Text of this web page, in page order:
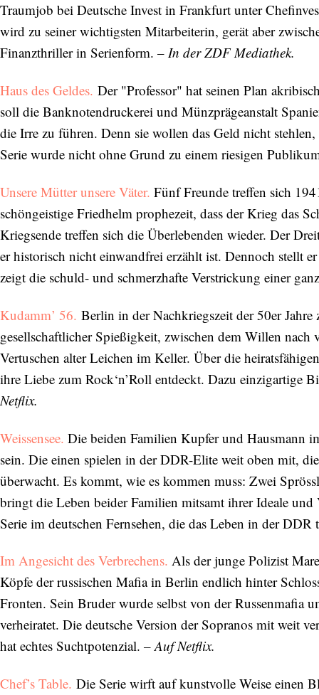
Traumjob bei Deutsche Invest in Frankfurt unter
wird zu seiner wichtigsten Mitarbeiterin, gerät aber
Finanzthriller in Serienform. – In der ZDF Mediathek.
Haus des Geldes. Der "Professor" hat seinen Plan
soll die Banknotendruckerei und Münzprägeanstalt
die Irre zu führen. Denn sie wollen das Geld nicht
Serie wurde nicht ohne Grund zu einem riesigen
Unsere Mütter unsere Väter. Fünf Freunde treffen sich
schöngeistige Friedhelm prophezeit, dass der Krieg das
Kriegsende treffen sich die Überlebenden wieder. Der
er historisch nicht einwandfrei erzählt ist. Dennoch stellt
zeigt die schuld- und schmerzhafte Verstrickung einer
Kudamm’ 56. Berlin in der Nachkriegszeit der 50er
gesellschaftlicher Spießigkeit, zwischen dem Willen
Vertuschen alter Leichen im Keller. Über die
ihre Liebe zum Rock‘n’Roll entdeckt. Dazu einzigartige
Netflix.
Weissensee. Die beiden Familien Kupfer und Hausmann
sein. Die einen spielen in der DDR-Elite weit oben mit,
überwacht. Es kommt, wie es kommen muss: Zwei
bringt die Leben beider Familien mitsamt ihrer Ideale und
Serie im deutschen Fernsehen, die das Leben in der
Im Angesicht des Verbrechens. Als der junge Polizist
Köpfe der russischen Mafia in Berlin endlich hinter
Fronten. Sein Bruder wurde selbst von der Russenmafia
verheiratet. Die deutsche Version der Sopranos mit weit
hat echtes Suchtpotenzial. – Auf Netflix.
Chef’s Table. Die Serie wirft auf kunstvolle Weise einen
Entdecken Sie jede Woche neue schöne
Orte, handverlesene Geheimtipps und
einzigartige Reisen.
Bitte schicken Sie mir bis zum Widerruf meiner
Einwilligung den Newsletter mit Informationen zu
zur Kenntnis genommen und akzeptiere diese.
SENDEN